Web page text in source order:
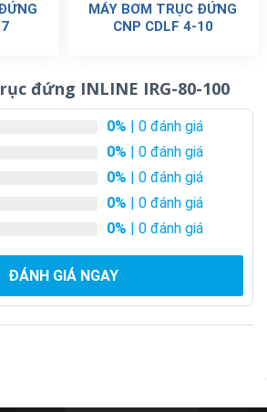
MÁY BƠM TRỤC ĐỨNG
CNP CDLF 4-10
đứng INLINE IRG-80-100
0% | 0 đánh giá
0% | 0 đánh giá
0% | 0 đánh giá
0% | 0 đánh giá
0% | 0 đánh giá
ĐÁNH GIÁ NGAY